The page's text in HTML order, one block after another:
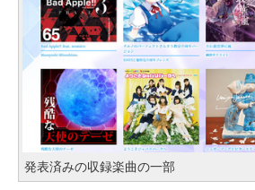
発表済みの収録楽曲の一部